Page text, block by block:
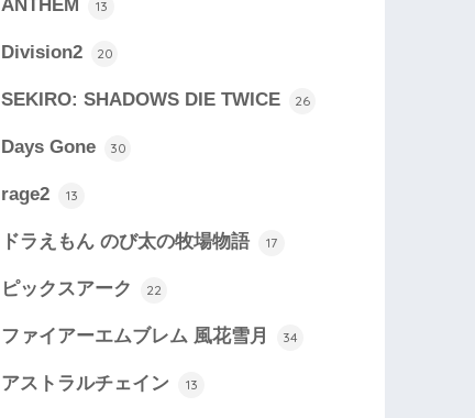
ANTHEM 13
Division2 20
SEKIRO: SHADOWS DIE TWICE 26
Days Gone 30
rage2 13
ドラえもん のび太の牧場物語 17
ピックスアーク 22
ファイアーエムブレム 風花雪月 34
アストラルチェイン 13